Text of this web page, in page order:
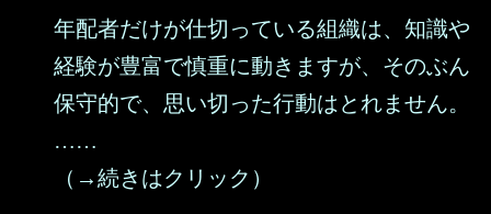
年配者だけが仕切っている組織は、知識や
経験が豊富で慎重に動きますが、そのぶん
保守的で、思い切った行動はとれません。
……
（→続きはクリック）